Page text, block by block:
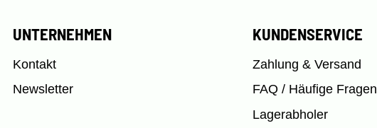
UNTERNEHMEN
Kontakt
Newsletter
KUNDENSERVICE
Zahlung & Versand
FAQ / Häufige Fragen
Lagerabholer